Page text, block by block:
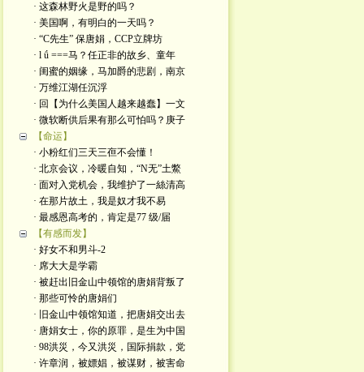
· 这森林野火是​野的吗？
· 美国啊，有明白的一天吗？
· “C先生” 保唐娟，CCP立牌坊
· l ǘ ===马？任正非的故乡、童年
· 闺蜜的姻缘，马加爵的悲剧，南京
· 万维江湖任沉浮
· 回【为什么美国人越来越蠢】一文
· 微软断供后果有那么可怕吗？庚子
【命运】
· 小粉红们三天三亱不会懂！
· 北京会议，冷暖自知，“N无”土鱉
· 面对入党机会，我维护了一絲清高
· 在那片故土，我是奴才我不易
· 最感恩高考的，肯定是77 级/届
【有感而发】
· 好女不和男斗-2
· 席大大是学霸
· 被赶出旧金山中领馆的唐娟背叛了
· 那些可怜的唐娟们
· 旧金山中领馆知道，把唐娟交出去
· 唐娟女士，你的原罪，是生为中国
· 98洪災，今又洪災，国际捐款，党
· 许章润，被嫖娼，被谋财，被害命